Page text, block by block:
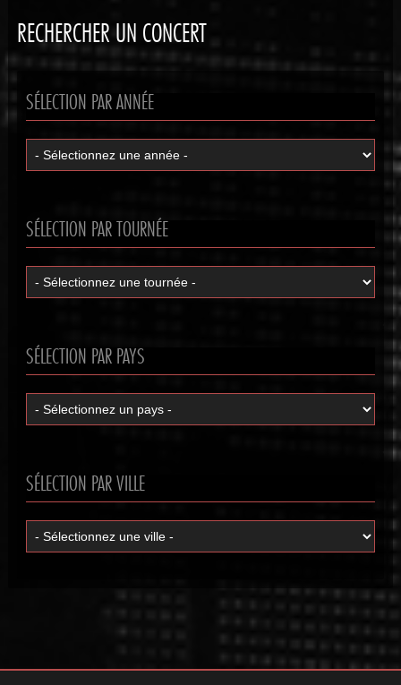
RECHERCHER UN CONCERT
SÉLECTION PAR ANNÉE
SÉLECTION PAR TOURNÉE
SÉLECTION PAR PAYS
SÉLECTION PAR VILLE